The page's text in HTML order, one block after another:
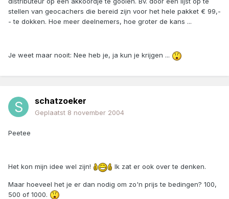
stellen van geocachers die bereid zijn voor het hele pakket € 99,-
- te dokken. Hoe meer deelnemers, hoe groter de kans ...
Je weet maar nooit: Nee heb je, ja kun je krijgen ...
schatzoeker
Geplaatst 8 november 2004
Peetee
Het kon mijn idee wel zijn! Ik zat er ook over te denken.
Maar hoeveel het je er dan nodig om zo'n prijs te bedingen? 100,
500 of 1000.